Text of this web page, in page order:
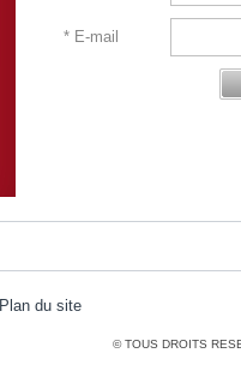
* E-mail
Plan du site
© TOUS DROITS